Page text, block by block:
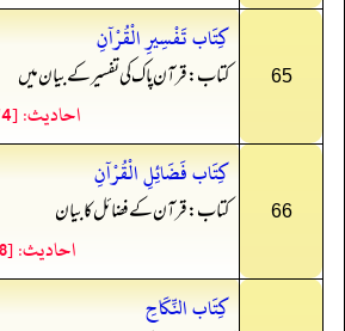
65
كِتَاب تَفْسِيرِ الْقُرْآنِ
کتاب: قرآن پاک کی تفسیر کے بیان میں
احادیث: [4474سے4977]
66
كِتَاب فَضَائِلِ الْقُرْآنِ
کتاب: قرآن کے فضائل کا بیان
احادیث: [4978سے5062]
كِتَاب النِّكَاحِ